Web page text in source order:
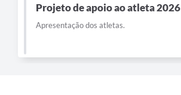
Projeto de apoio ao atleta 2026
Apresentação dos atletas.